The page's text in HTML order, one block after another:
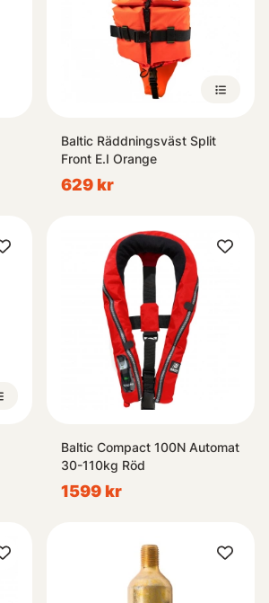
Baltic Räddningsväst Split
Front E.I Orange
629 kr
Baltic Compact 100N Automat
30-110kg Röd
1599 kr